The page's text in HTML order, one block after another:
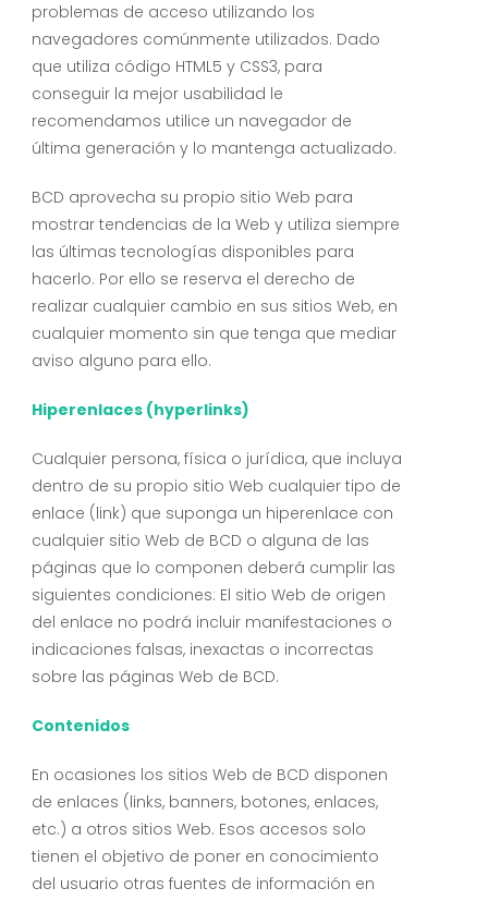
problemas de acceso utilizando los
navegadores comúnmente utilizados. Dado
que utiliza código HTML5 y CSS3, para
conseguir la mejor usabilidad le
recomendamos utilice un navegador de
última generación y lo mantenga actualizado.
BCD aprovecha su propio sitio Web para
mostrar tendencias de la Web y utiliza siempre
las últimas tecnologías disponibles para
hacerlo. Por ello se reserva el derecho de
realizar cualquier cambio en sus sitios Web, en
cualquier momento sin que tenga que mediar
aviso alguno para ello.
Hiperenlaces (hyperlinks)
Cualquier persona, física o jurídica, que incluya
dentro de su propio sitio Web cualquier tipo de
enlace (link) que suponga un hiperenlace con
cualquier sitio Web de BCD o alguna de las
páginas que lo componen deberá cumplir las
siguientes condiciones: El sitio Web de origen
del enlace no podrá incluir manifestaciones o
indicaciones falsas, inexactas o incorrectas
sobre las páginas Web de BCD.
Contenidos
En ocasiones los sitios Web de BCD disponen
de enlaces (links, banners, botones, enlaces,
etc.) a otros sitios Web. Esos accesos solo
tienen el objetivo de poner en conocimiento
del usuario otras fuentes de información en